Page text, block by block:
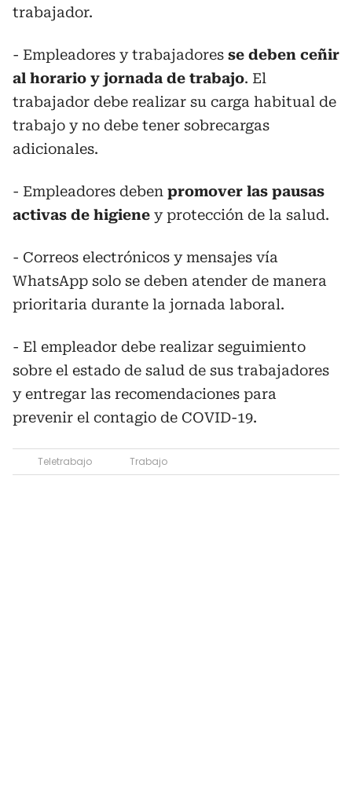
trabajador.
- Empleadores y trabajadores se deben ceñir
al horario y jornada de trabajo. El
trabajador debe realizar su carga habitual de
trabajo y no debe tener sobrecargas
adicionales.
- Empleadores deben promover las pausas
activas de higiene y protección de la salud.
- Correos electrónicos y mensajes vía
WhatsApp solo se deben atender de manera
prioritaria durante la jornada laboral.
- El empleador debe realizar seguimiento
sobre el estado de salud de sus trabajadores
y entregar las recomendaciones para
prevenir el contagio de COVID-19.
Teletrabajo Trabajo